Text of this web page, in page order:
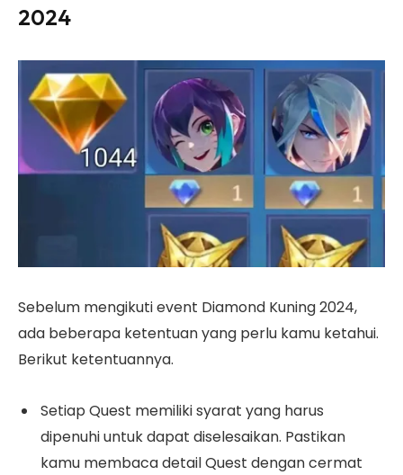
2024
Sebelum mengikuti event Diamond Kuning 2024,
ada beberapa ketentuan yang perlu kamu ketahui.
Berikut ketentuannya.
Setiap Quest memiliki syarat yang harus
dipenuhi untuk dapat diselesaikan. Pastikan
kamu membaca detail Quest dengan cermat